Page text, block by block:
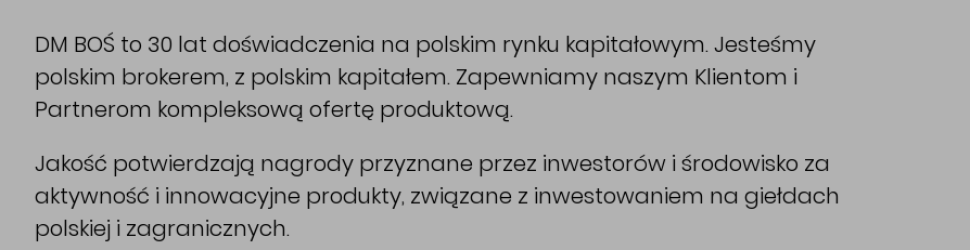
DM BOŚ to 30 lat doświadczenia na polskim rynku kapitałowym. Jesteśmy
polskim brokerem, z polskim kapitałem. Zapewniamy naszym Klientom i
Partnerom kompleksową ofertę produktową.
Jakość potwierdzają nagrody przyznane przez inwestorów i środowisko za
aktywność i innowacyjne produkty, związane z inwestowaniem na giełdach
polskiej i zagranicznych.